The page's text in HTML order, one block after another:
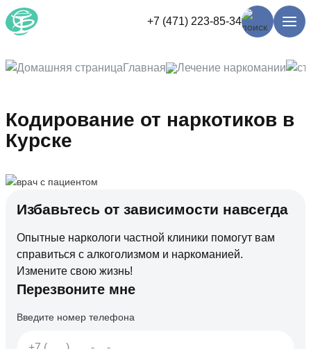
+7 (471) 223-85-34
Главная Лечение наркомании
Кодирование от наркотиков в
Курске
Избавьтесь от зависимости навсегда
Опытные наркологи частной клиники помогут вам
справиться с алкоголизмом и наркоманией.
Измените свою жизнь!
Перезвоните мне
Введите номер телефона